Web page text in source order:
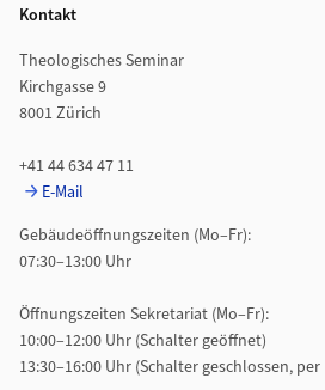
Kontakt
Theologisches Seminar
Kirchgasse 9
8001 Zürich
+41 44 634 47 11
E-Mail
Gebäudeöffnungszeiten (Mo–Fr):
07:30–13:00 Uhr
Öffnungszeiten Sekretariat (Mo–Fr):
10:00–12:00 Uhr (Schalter geöffnet)
13:30–16:00 Uhr (Schalter geschlossen,